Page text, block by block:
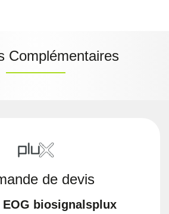
Complémentaires
de devis
EOG biosignalsplux